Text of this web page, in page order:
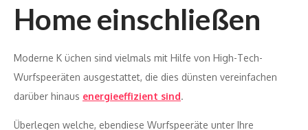
Home einschließen
Moderne K üchen sind vielmals mit Hilfe von High-Tech-
Wurfspeeräten ausgestattet, die dies dünsten vereinfachen
darüber hinaus energieeffizient sind.
Überlegen welche, ebendiese Wurfspeeräte unter Ihre